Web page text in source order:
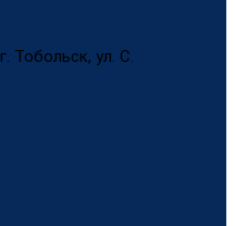
Тобольск, ул. С.